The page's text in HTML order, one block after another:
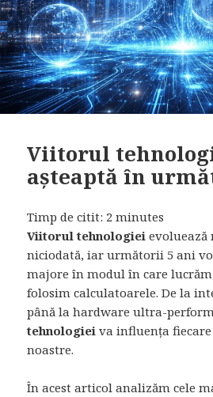
Viitorul
așteaptă în
Timp de citit: 2 minutes
Viitorul tehnologiei evoluează
niciodată, iar următorii 5 ani
majore în modul în care
folosim calculatoarele. De la
până la hardware ultra-
tehnologiei va influența
noastre.
În acest articol analizăm cele